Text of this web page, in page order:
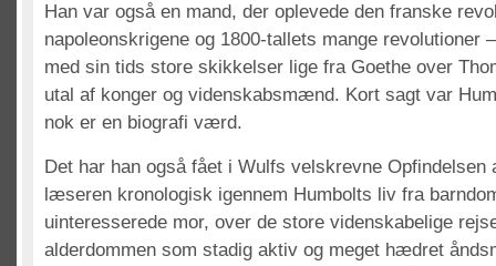
Han var også en mand, der oplevede den franske
napoleonskrigene og 1800-tallets mange revolutioner
med sin tids store skikkelser lige fra Goethe over
utal af konger og videnskabsmænd. Kort sagt var
nok er en biografi værd.
Det har han også fået i Wulfs velskrevne Opfindelsen
læseren kronologisk igennem Humbolts liv fra
uinteresserede mor, over de store videnskabelige
alderdommen som stadig aktiv og meget hædret